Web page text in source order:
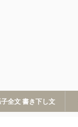
全文 書き下し文